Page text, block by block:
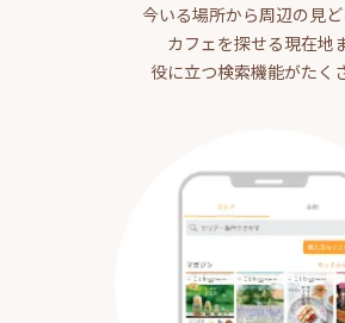
今いる場所から周辺の見
カフェを探せる現在地
役に立つ検索機能がたく